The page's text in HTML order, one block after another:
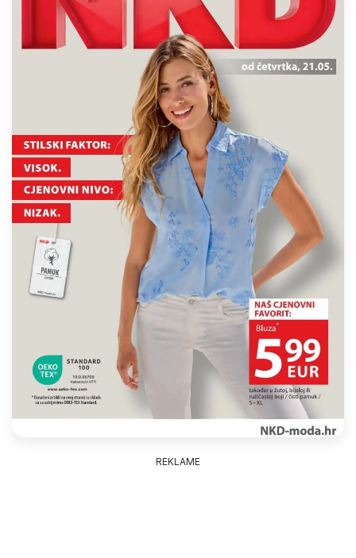
REKLAME